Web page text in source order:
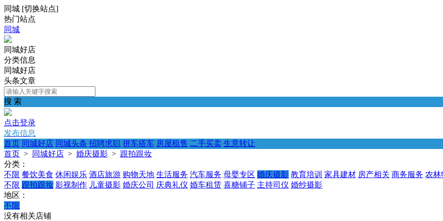
同城 [切换站点]
热门站点
同城
同城好店
分类信息
同城好店
头条文章
搜 索
点击登录
发布信息
首页 同城好店 同城头条 招聘求职 拼车搭车 房屋租售 二手买卖 生意转让
首页 > 同城好店 > 婚庆摄影 > 跟拍跟妆
分类：
不限 餐饮美食 休闲娱乐 酒店旅游 购物天地 生活服务 汽车服务 母婴专区 婚庆摄影 教育培训 家具建材 房产相关 商务服务 农林
不限 跟拍跟妆 影视制作 儿童摄影 婚庆公司 庆典礼仪 婚车租赁 喜糖铺子 主持司仪 婚纱摄影
地区：
不限
没有相关店铺